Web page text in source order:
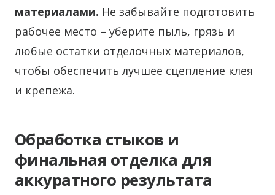
материалами. Не забывайте подготовить
рабочее место – уберите пыль, грязь и
любые остатки отделочных материалов,
чтобы обеспечить лучшее сцепление клея
и крепежа.
Обработка стыков и
финальная отделка для
аккуратного результата